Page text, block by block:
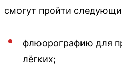
смогут пройти
флюорографию для
лёгких;